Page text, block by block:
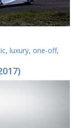
, luxury, one-off,